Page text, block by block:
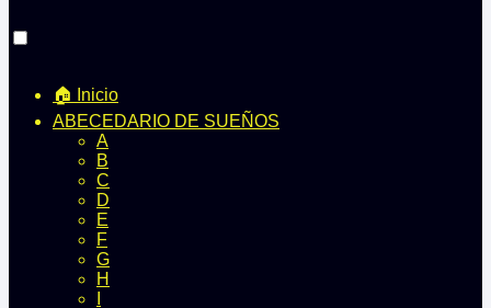
🏠 Inicio
ABECEDARIO DE SUEÑOS
A
B
C
D
E
F
G
H